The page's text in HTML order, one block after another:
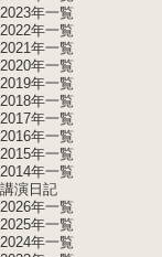
2023年一覧
2022年一覧
2021年一覧
2020年一覧
2019年一覧
2018年一覧
2017年一覧
2016年一覧
2015年一覧
2014年一覧
講演日記
2026年一覧
2025年一覧
2024年一覧